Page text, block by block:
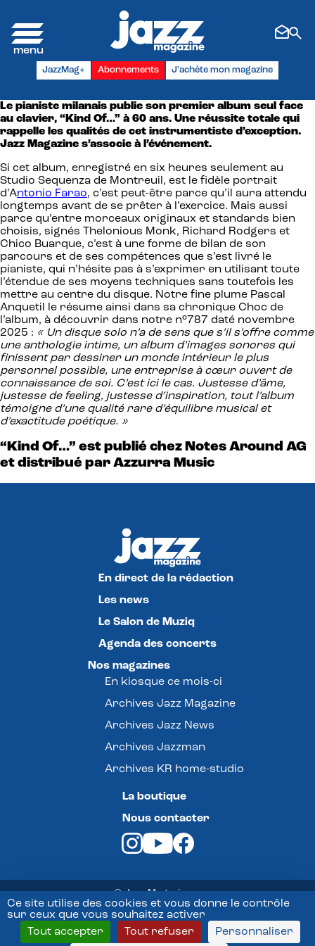
Ce site utilise des cookies et vous donne le contrôle
sur ceux que vous souhaitez activer
Tout accepter
Tout refuser Personnaliser
JazzMag+ Abonnements J'achète mon magazine
Le pianiste milanais publie son premier album seul face
au clavier, “Kind Of…” à 60 ans. Une réussite totale qui
rappelle les qualités de cet instrumentiste d’exception.
Jazz Magazine s’associe à l’événement.
Si cet album, enregistré en six heures seulement au
Studio Sequenza de Montreuil, est le fidèle portrait
d’Antonio Farao, c’est peut-être parce qu’il aura attendu
longtemps avant de se prêter à l’exercice. Mais aussi
parce qu’entre morceaux originaux et standards bien
choisis, signés Thelonious Monk, Richard Rodgers et
Chico Buarque, c’est à une forme de bilan de son
parcours et de ses compétences que s’est livré le
pianiste, qui n’hésite pas à s’exprimer en utilisant toute
l’étendue de ses moyens techniques sans toutefois les
mettre au centre du disque. Notre fine plume Pascal
Anquetil le résume ainsi dans sa chronique Choc de
l’album, à découvrir dans notre n°787 daté novembre
2025 : « Un disque solo n’a de sens que s’il s’offre comme
une anthologie intime, un album d’images sonores qui
finissent par dessiner un monde intérieur le plus
personnel possible, une entreprise à cœur ouvert de
connaissance de soi. C’est ici le cas. Justesse d’âme,
justesse de feeling, justesse d’inspiration, tout l’album
témoigne d’une qualité rare d’équilibre musical et
d’exactitude poétique. »
“Kind Of…” est publié chez Notes Around AG
et distribué par Azzurra Music
En direct de la rédaction
Les news
Le Salon de Muziq
Agenda des concerts
Nos magazines
En kiosque ce mois-ci
Archives Jazz Magazine
Archives Jazz News
Archives Jazzman
Archives KR home-studio
La boutique
Nous contacter
© Jazz Magazine -
Mentions légales
Conditions Générales de vente